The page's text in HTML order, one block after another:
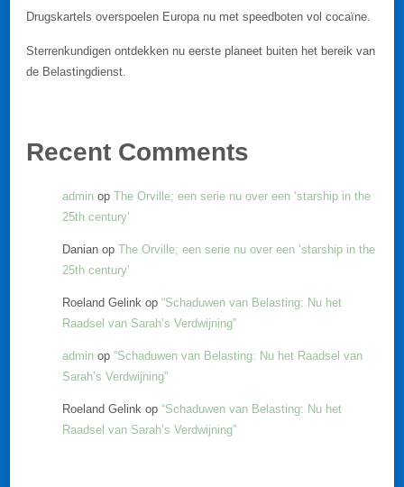
Drugskartels overspoelen Europa nu met speedboten vol cocaïne.
Sterrenkundigen ontdekken nu eerste planeet buiten het bereik van
de Belastingdienst.
Recent Comments
admin op The Orville; een serie nu over een ‘starship in the
25th century’
Danian op The Orville; een serie nu over een ‘starship in the
25th century’
Roeland Gelink op “Schaduwen van Belasting: Nu het
Raadsel van Sarah’s Verdwijning”
admin op “Schaduwen van Belasting: Nu het Raadsel van
Sarah’s Verdwijning”
Roeland Gelink op “Schaduwen van Belasting: Nu het
Raadsel van Sarah’s Verdwijning”